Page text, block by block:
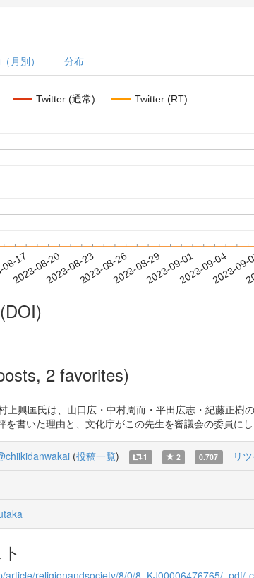
月別） 分布
Twitter (通常) Twitter (RT)
17
2023-08-202023-08-232023-08-262023-08-292023-09-012023-09-04
2023-
2 favorites)
上興匡氏は、山口広・中村周而・平田広志・紀藤正
を書いた理由と、文化庁がこの先生を審議会の委員
(投稿一覧) 1 2 0.707 リ